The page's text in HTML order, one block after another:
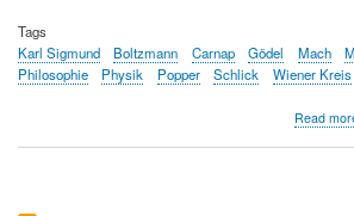
Tags
Karl Sigmund
Boltzmann Carnap Gödel Mach
Philosophie
Physik Popper Schlick Wiener Kreis
Read